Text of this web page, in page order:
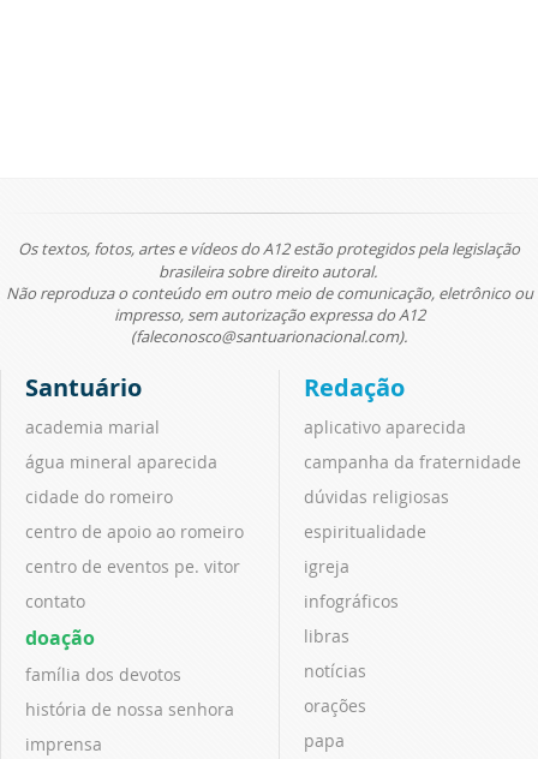
Os textos, fotos, artes e vídeos do A12 estão protegidos pela legislação
brasileira sobre direito autoral.
Não reproduza o conteúdo em outro meio de comunicação, eletrônico ou
impresso, sem autorização expressa do A12
(faleconosco@santuarionacional.com).
Santuário
academia marial
água mineral aparecida
cidade do romeiro
centro de apoio ao romeiro
centro de eventos pe. vitor
contato
doação
família dos devotos
história de nossa senhora
imprensa
Redação
aplicativo aparecida
campanha da fraternidade
dúvidas religiosas
espiritualidade
igreja
infográficos
libras
notícias
orações
papa